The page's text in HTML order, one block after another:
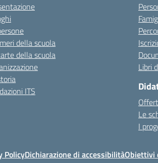
della scuola
della scuola
ITS
Libri
Le
I
PolicyDichiarazione di accessibilitàObiettivi